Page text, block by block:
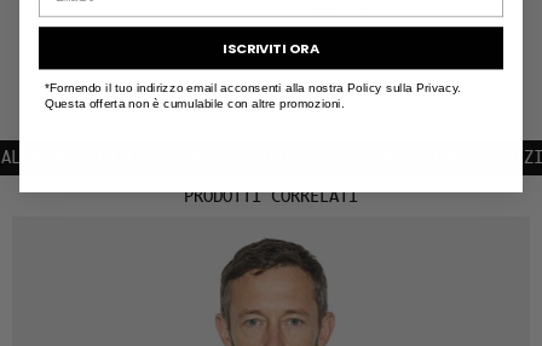
SU SPEDIZIONI
E RESI
+
| 10% DI SCONTO SUL PRIMO ORDINE
PRODOTTI CORRELATI
ISCRIVITI ORA
*Fornendo il tuo indirizzo email acconsenti alla nostra Policy sulla Privacy.
Questa offerta non è cumulabile con altre promozioni.